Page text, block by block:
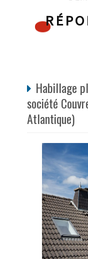
Habillage
société
Atlantique)